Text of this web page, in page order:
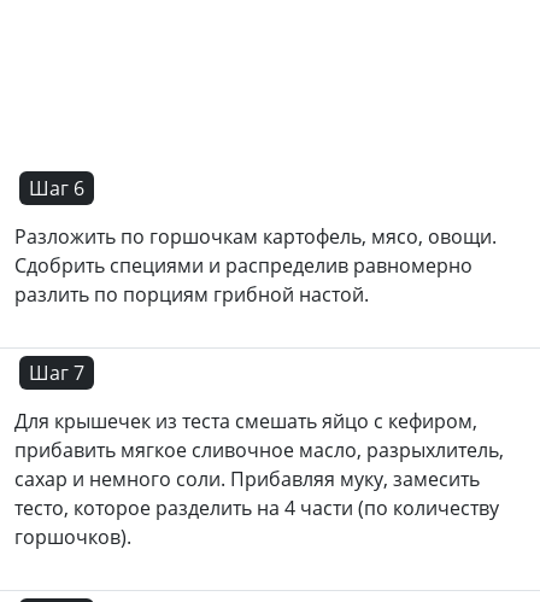
Шаг 6
Разложить по горшочкам картофель, мясо, овощи.
Сдобрить специями и распределив равномерно
разлить по порциям грибной настой.
Шаг 7
Для крышечек из теста смешать яйцо с кефиром,
прибавить мягкое сливочное масло, разрыхлитель,
сахар и немного соли. Прибавляя муку, замесить
тесто, которое разделить на 4 части (по количеству
горшочков).